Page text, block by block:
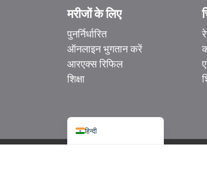
मरीजों के लिए
पुनर्निर्धारित
ऑनलाइन भुगतान करें
आरएक्स रिफिल
शिक्षा
हिन्दी
简体中文
香港中文
Italiano
Ελληνικά